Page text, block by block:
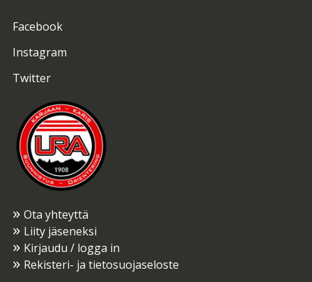
Facebook
Instagram
Twitter
Ota yhteyttä
Liity jäseneksi
Kirjaudu / logga in
Rekisteri- ja tietosuojaseloste